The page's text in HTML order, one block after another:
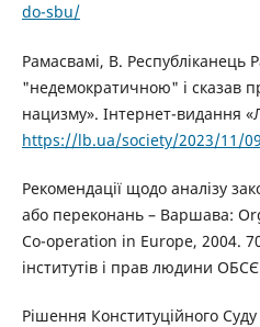
do-sbu/
Рамасвамі, В. Республіканець
"недемократичною" і сказав
нацизму». Інтернет-видання
https://lb.ua/society/2023/11/
Рекомендації щодо аналізу
або переконань – Варшава:
Co-operation in Europe, 2004.
інститутів і прав людини
Рішення Конституційного